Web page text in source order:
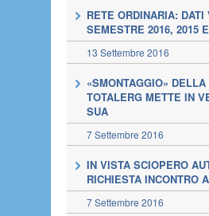
RETE ORDINARIA: DATI
SEMESTRE 2016, 2015
13 Settembre 2016
«SMONTAGGIO»
TOTALERG METTE IN
SUA
7 Settembre 2016
IN VISTA SCIOPERO
RICHIESTA INCONTRO
7 Settembre 2016